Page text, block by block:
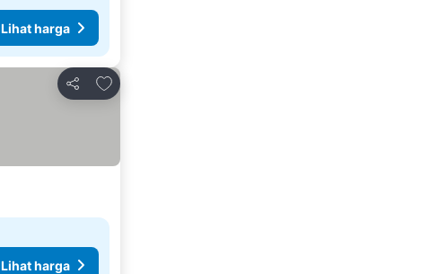
Lihat harga
Bagikan
Tambahkan ke favorit
Lihat harga